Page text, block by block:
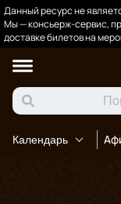
Данный ресурс не
Мы — консьерж-сервис,
доставке билетов на
Календарь